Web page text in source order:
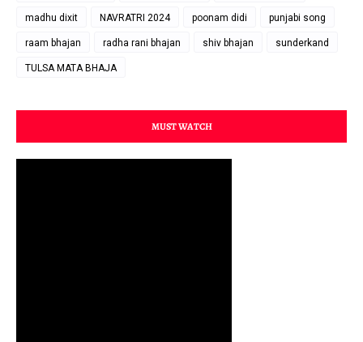
madhu dixit NAVRATRI 2024 poonam didi punjabi song
raam bhajan radha rani bhajan shiv bhajan sunderkand
TULSA MATA BHAJA
MUST WATCH